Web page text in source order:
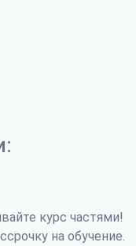
курс частями!
на обучение.